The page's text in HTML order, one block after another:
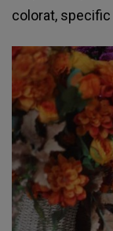
colorat,